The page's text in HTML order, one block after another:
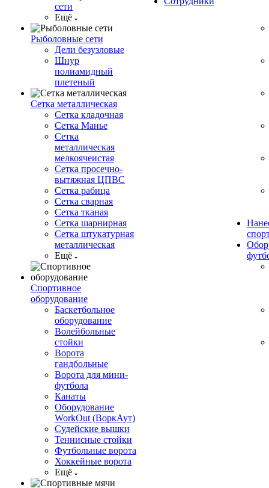
сети
Ещё
Рыболовные сети
Дели безузловые
Шнур
полиамидный
плетеный
Сетка металлическая
Сетка кладочная
Сетка Манье
Сетка
металлическая
мелкоячеистая
Сетка просечно-
вытяжная ЦПВС
Сетка рабица
Сетка сварная
Сетка тканая
Сетка шарнирная
Сетка штукатурная
металлическая
Ещё
Спортивное
оборудование
Баскетбольное
оборудование
Волейбольные
стойки
Ворота
гандбольные
Ворота для мини-
футбола
Канаты
Оборудование
WorkOut (ВоркАут)
Судейские вышки
Теннисные стойки
Футбольные ворота
Хоккейные ворота
Ещё